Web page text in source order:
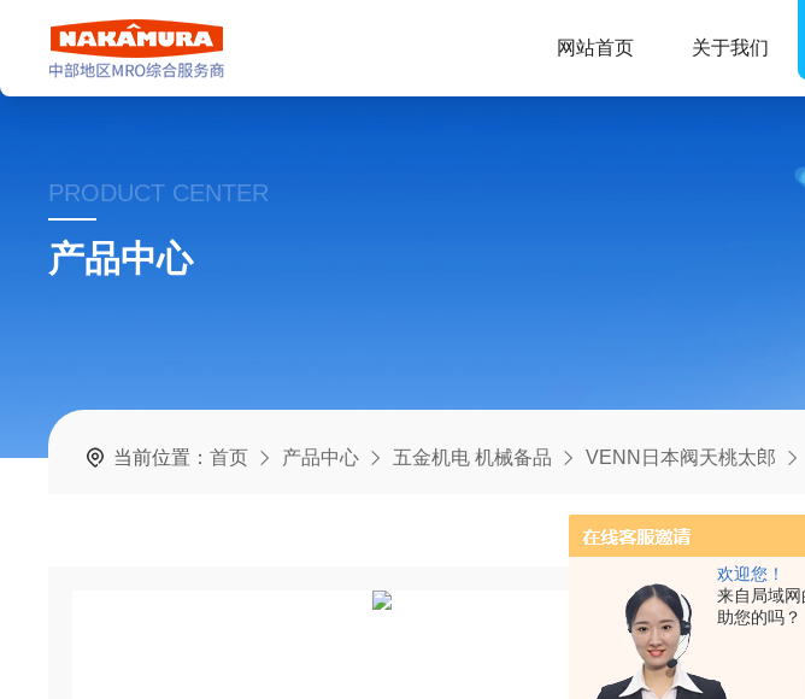
欢迎您！
来自局域
助您的吗？
网站首页 关于我们
PRODUCT CENTER
产品中心
当前位置：首页 产品中心 五金机电 机械备品 VENN日本阀天桃太郎